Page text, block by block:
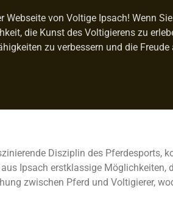
Webseite von Voltige Ipsach! Wenn
die Kunst des Voltigierens zu
zu verbessern und die
Disziplin des Pferdesports,
Ipsach erstklassige Möglichkeiten,
zwischen Pferd und Voltigierer,